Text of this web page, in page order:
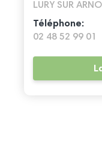
LURY SUR
Téléphone:
02 48 52 99 01